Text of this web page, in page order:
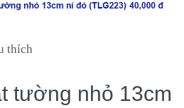
thích
tường nhỏ 13cm